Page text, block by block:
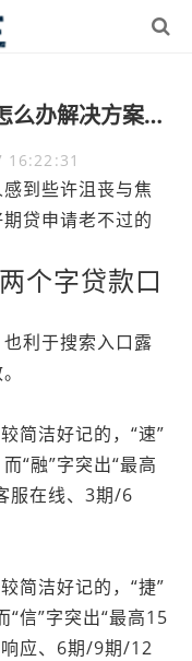
2025招联好期贷申请老不过怎么办解决方案分享
16:22:31
到些许沮丧与焦
贷申请老不过的
个字贷款口
利于搜索入口露
简洁好记的，“速”
“融”字突出“最高
服在线、3期/6
简洁好记的，“捷”
“信”字突出“最高15
应、6期/9期/12